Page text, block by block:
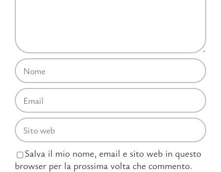
Salva il mio nome, email e sito web in questo
browser per la prossima volta che commento.